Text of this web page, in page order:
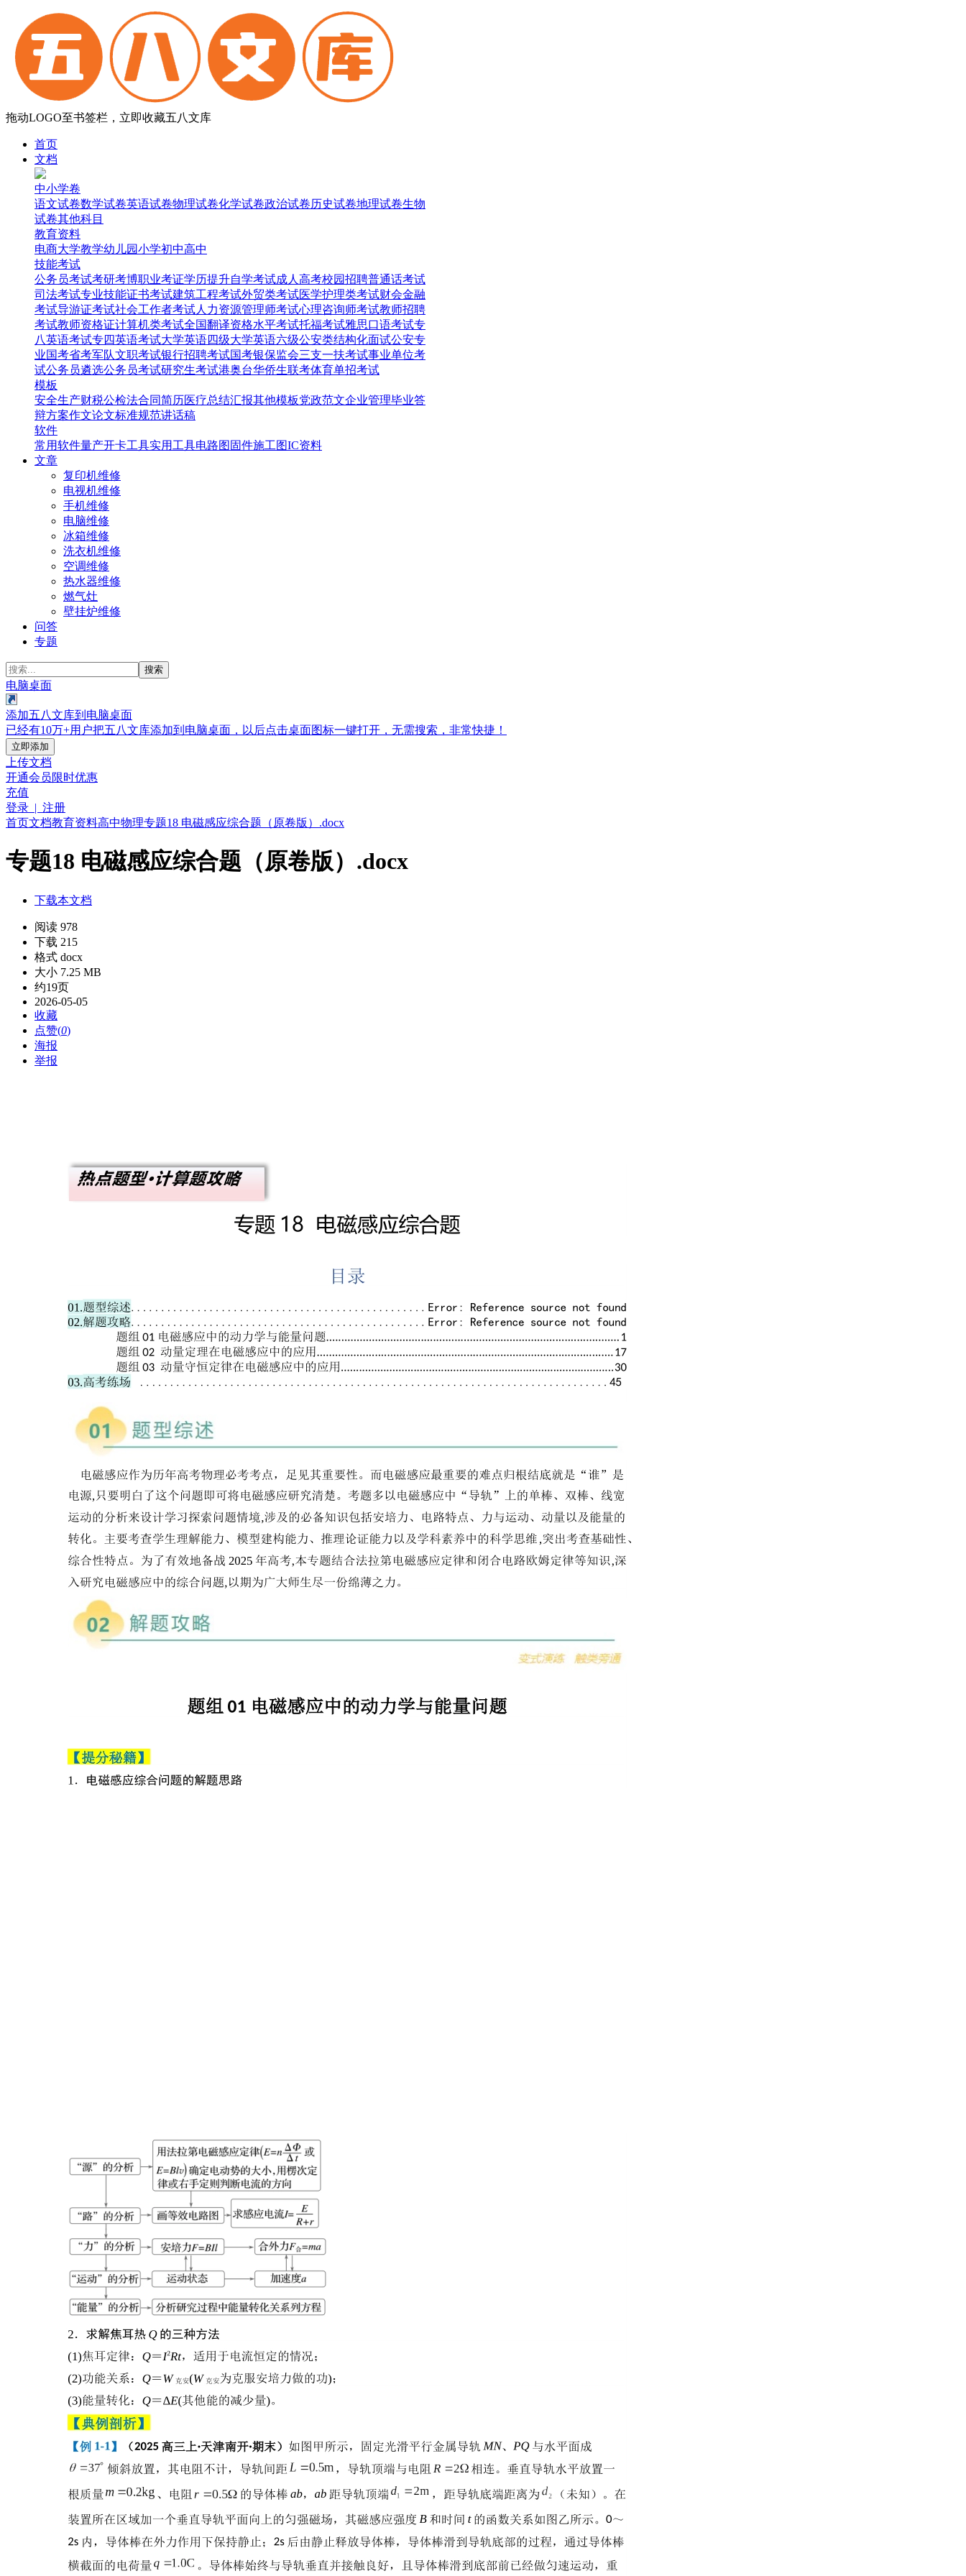
拖动LOGO至书签栏，立即收藏五八文库
首页
文档
中小学卷
语文试卷数学试卷英语试卷物理试卷化学试卷政治试卷历史试卷地理试卷生物
试卷其他科目
教育资料
电商大学教学幼儿园小学初中高中
技能考试
公务员考试考研考博职业考证学历提升自学考试成人高考校园招聘普通话考试
司法考试专业技能证书考试建筑工程考试外贸类考试医学护理类考试财会金融
考试导游证考试社会工作者考试人力资源管理师考试心理咨询师考试教师招聘
考试教师资格证计算机类考试全国翻译资格水平考试托福考试雅思口语考试专
八英语考试专四英语考试大学英语四级大学英语六级公安类结构化面试公安专
业国考省考军队文职考试银行招聘考试国考银保监会三支一扶考试事业单位考
试公务员遴选公务员考试研究生考试港奥台华侨生联考体育单招考试
模板
安全生产财税公检法合同简历医疗总结汇报其他模板党政范文企业管理毕业答
辩方案作文论文标准规范讲话稿
软件
常用软件量产开卡工具实用工具电路图 固件施工图IC资料
文章
复印机维修
电视机维修
手机维修
电脑维修
冰箱维修
洗衣机维修
空调维修
热水器维修
燃气灶
壁挂炉维修
问答
专题
搜索
电脑桌面
添加五八文库到电脑桌面
已经有10万+用户把五八文库添加到电脑桌面，以后点击桌面图标一键打开，无需搜索，非常快捷！
立即添加
上传文档
开通会员限时优惠
充值
登录 | 注册
首页文档教育资料高中物理专题18 电磁感应综合题（原卷版）.docx
专题18 电磁感应综合题（原卷版）.docx
下载本文档
阅读 978
下载 215
格式 docx
大小 7.25 MB
约19页
2026-05-05
收藏
点赞(0)
海报
举报